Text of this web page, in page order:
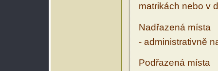
matrikách nebo v
Nadřazená místa
- administrativně
Podřazená místa